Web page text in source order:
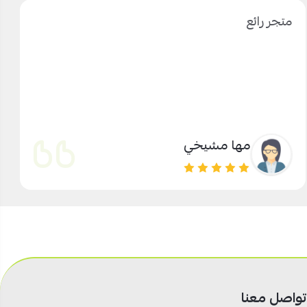
متجر رائع
مها مشيخي
تواصل معنا